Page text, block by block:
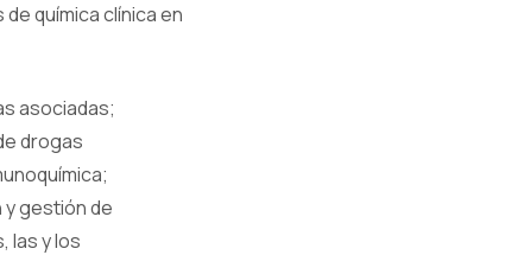
química clínica en
asociadas;
drogas
gestión de
las y los